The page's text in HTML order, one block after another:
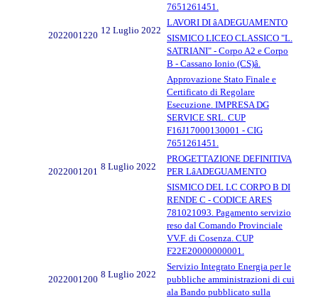
7651261451.
2022001220 12 Luglio 2022
LAVORI DI âADEGUAMENTO
SISMICO LICEO CLASSICO "L.
SATRIANI" - Corpo A2 e Corpo
B - Cassano Ionio (CS)â.
Approvazione Stato Finale e
Certificato di Regolare
Esecuzione. IMPRESA DG
SERVICE SRL. CUP
F16J17000130001 - CIG
7651261451.
2022001201 8 Luglio 2022
PROGETTAZIONE DEFINITIVA
PER LâADEGUAMENTO
SISMICO DEL LC CORPO B DI
RENDE C - CODICE ARES
781021093. Pagamento servizio
reso dal Comando Provinciale
VV.F. di Cosenza. CUP
F22E20000000001.
2022001200 8 Luglio 2022
Servizio Integrato Energia per le
pubbliche amministrazioni di cui
ala Bando pubblicato sulla